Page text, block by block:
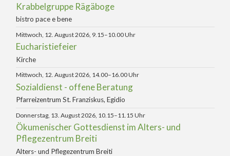
Krabbelgruppe Rägäboge
bistro pace e bene
Mittwoch, 12. August 2026, 9.15–10.00 Uhr
Eucharistiefeier
Kirche
Mittwoch, 12. August 2026, 14.00–16.00 Uhr
Sozialdienst - offene Beratung
Pfarreizentrum St. Franziskus, Egidio
Donnerstag, 13. August 2026, 10.15–11.15 Uhr
Ökumenischer Gottesdienst im Alters- und
Pflegezentrum Breiti
Alters- und Pflegezentrum Breiti